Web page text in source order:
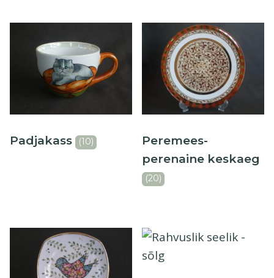
Padjakass (10)
Peremees-
perenaine keskaeg
(20)